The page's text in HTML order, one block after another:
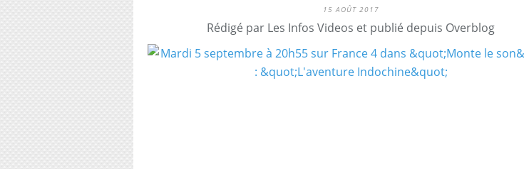
15 AOÛT 2017
Rédigé par Les Infos Videos et publié depuis Overblog